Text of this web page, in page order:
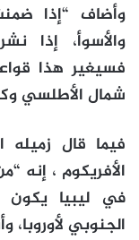
وأضاف “إذا
والأسوأ، إذا
فسيغير هذا
شمال الأطلسي
فيما قال زميله
الأفريكوم ، إنه
في ليبيا يكون
الجنوبي لأوروبا،